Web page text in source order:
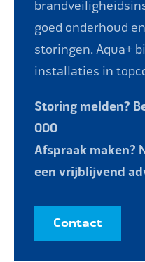
goed onderhoud
storingen. Aqua+
installaties in
Storing melden?
000
Afspraak maken?
een vrijblijvend
Contact